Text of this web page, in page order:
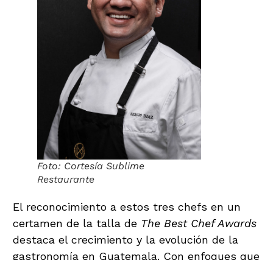
Foto: Cortesía Sublime
Restaurante
El reconocimiento a estos tres chefs en un
certamen de la talla de The Best Chef Awards
destaca el crecimiento y la evolución de la
gastronomía en Guatemala. Con enfoques que